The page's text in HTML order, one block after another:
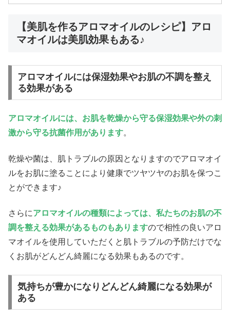
【美肌を作るアロマオイルのレシピ】アロ
マオイルは美肌効果もある♪
アロマオイルには保湿効果やお肌の不調を整え
る効果がある
アロマオイルには、お肌を乾燥から守る保湿効果や外の刺
激から守る抗菌作用があります。
乾燥や菌は、肌トラブルの原因となりますのでアロマオイ
ルをお肌に塗ることにより健康でツヤツヤのお肌を保つこ
とができます♪
さらにアロマオイルの種類によっては、私たちのお肌の不
調を整える効果があるものもありますので相性の良いアロ
マオイルを使用していただくと肌トラブルの予防だけでな
くお肌がどんどん綺麗になる効果もあるのです。
気持ちが豊かになりどんどん綺麗になる効果が
ある